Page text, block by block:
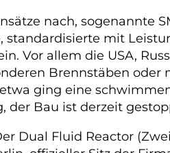
nach, sogenannte
standardisierte mit
Vor allem die USA,
Brennstäben oder
ging eine
der Bau ist derzeit
Dual Fluid Reactor